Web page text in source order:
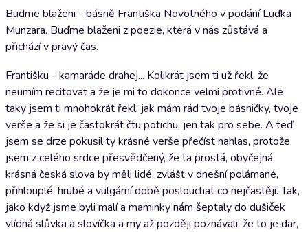
Buďme blaženi - básně Františka Novotného v podání Luďka
Munzara. Buďme blaženi z poezie, která v nás zůstává a
přichází v pravý čas.
Františku - kamaráde drahej... Kolikrát jsem ti už řekl, že
neumím recitovat a že je mi to dokonce velmi protivné. Ale
taky jsem ti mnohokrát řekl, jak mám rád tvoje básničky, tvoje
verše a že si je častokrát čtu potichu, jen tak pro sebe. A teď
jsem se drze pokusil ty krásné verše přečíst nahlas, protože
jsem z celého srdce přesvědčený, že ta prostá, obyčejná,
krásná česká slova by měli lidé, zvlášť v dnešní polámané,
přihlouplé, hrubé a vulgární době poslouchat co nejčastěji. Tak,
jako když jsme byli malí a maminky nám šeptaly do dušiček
vlídná slůvka a slovíčka a my až později poznávali, že to je dar,